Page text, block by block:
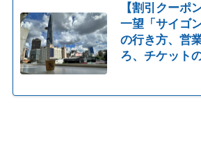
【割引クーポ
一望「サイゴ
の行き方、営
ろ、チケット